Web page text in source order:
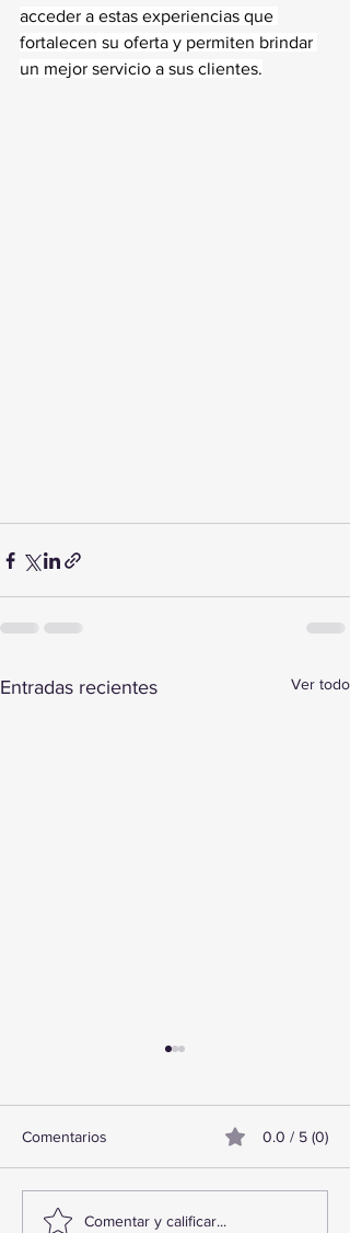
acceder a estas experiencias que
fortalecen su oferta y permiten brindar
un mejor servicio a sus clientes.
Entradas recientes Ver todo
¡Acapulco y Guerrero se
Comentarios 0.0 / 5 (0)
Comentar y calificar...